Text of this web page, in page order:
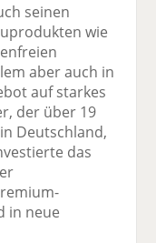
seinen
wie
aber auch in
auf starkes
der über 19
Deutschland,
das
in neue